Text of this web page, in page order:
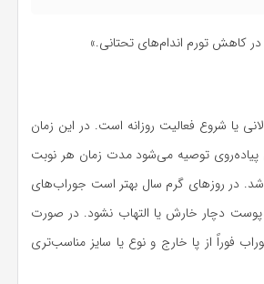
در کاهش تورم اندام‌های تحتانی.»
یا شروع فعالیت روزانه است. در این زمان
پیاده‌روی توصیه می‌شود مدت زمان هر نوبت
باشد. در روزهای گرم سال بهتر است جوراب‌های
پوست دچار خارش یا التهاب نشود. در صورت
فوراً از پا خارج و نوع یا سایز مناسب‌تری